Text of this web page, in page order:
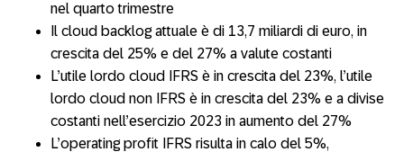
nel quarto trimestre
Il cloud backlog attuale è di 13,7 miliardi di euro, in
crescita del 25% e del 27% a valute costanti
L’utile lordo cloud IFRS è in crescita del 23%, l’utile
lordo cloud non IFRS è in crescita del 23% e a divise
costanti nell’esercizio 2023 in aumento del 27%
L’operating profit IFRS risulta in calo del 5%,